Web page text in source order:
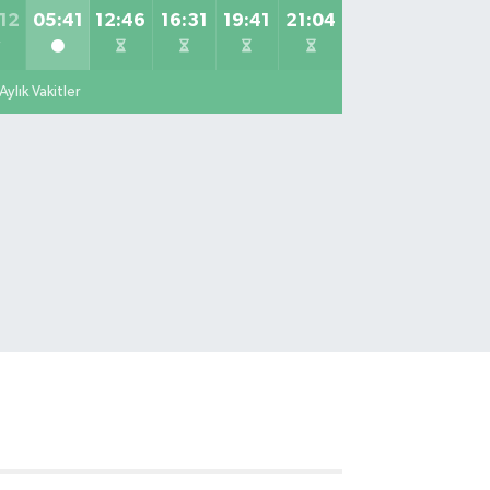
Mahallesi Hicazkar (Örnek Mah) Sokak Bağkur
05:41 12:46 16:31 19:41 21:04
Aylık Vakitler